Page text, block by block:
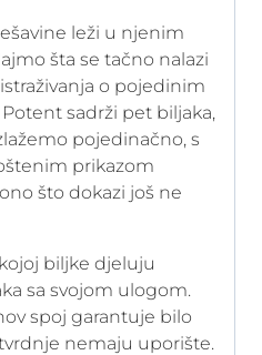
leži u njenim
šta se tačno nalazi
o pojedinim
sadrži pet biljaka,
pojedinačno, s
prikazom
što dokazi još ne
biljke djeluju
sa svojom ulogom.
spoj garantuje bilo
nemaju uporište.